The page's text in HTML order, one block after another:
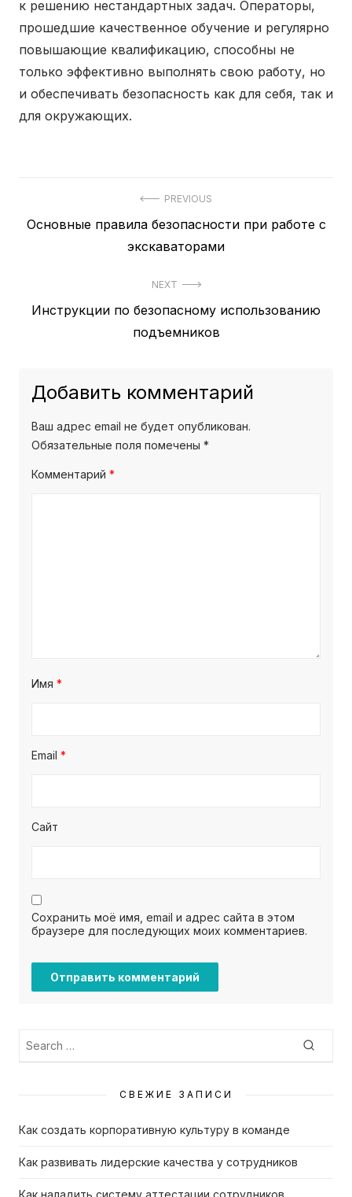
к решению нестандартных задач. Операторы,
прошедшие качественное обучение и регулярно
повышающие квалификацию, способны не
только эффективно выполнять свою работу, но
и обеспечивать безопасность как для себя, так и
для окружающих.
Навигация
PREVIOUS
Previous
Основные правила безопасности при работе с
экскаваторами
NEXT
Next
Инструкции по безопасному использованию
подъемников
Добавить комментарий
Ваш адрес email не будет опубликован.
Обязательные поля помечены *
Комментарий *
Имя *
Email *
Сайт
Сохранить моё имя, email и адрес сайта в этом
браузере для последующих моих комментариев.
Search
for:
СВЕЖИЕ ЗАПИСИ
Как создать корпоративную культуру в команде
Как развивать лидерские качества у сотрудников
Как наладить систему аттестации сотрудников